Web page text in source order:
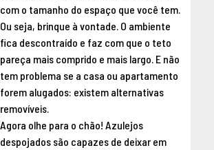
com o tamanho do espaço que você tem.
Ou seja, brinque à vontade. O ambiente
fica descontraído e faz com que o teto
pareça mais comprido e mais largo. E não
tem problema se a casa ou apartamento
forem alugados: existem alternativas
removíveis.
Agora olhe para o chão! Azulejos
despojados são capazes de deixar em